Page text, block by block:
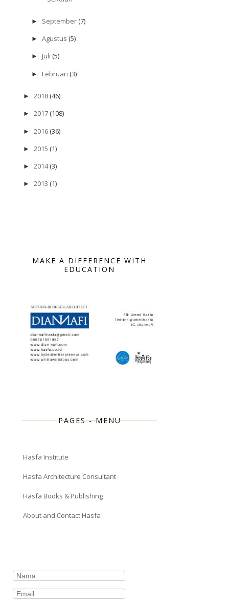
► September(7)
► Agustus (5)
► Juli (5)
► Februari (3)
► 2018(46)
► 2017(108)
► 2016(36)
► 2015 (1)
► 2014(3)
► 2013 (1)
MAKE A DIFFERENCE WITH
EDUCATION
PAGES - MENU
Hasfa Institute
Hasfa Architecture Consultant
Hasfa Books & Publishing
About and Contact Hasfa